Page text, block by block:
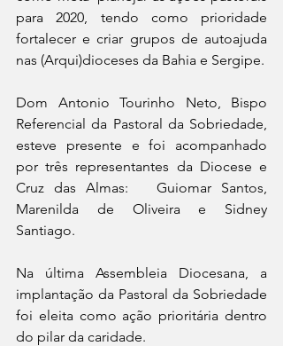
para 2020, tendo como prioridade
fortalecer e criar grupos de autoajuda
nas (Arqui)dioceses da Bahia e Sergipe.
Dom Antonio Tourinho Neto, Bispo
Referencial da Pastoral da Sobriedade,
esteve presente e foi acompanhado
por três representantes da Diocese e
Cruz das Almas:   Guiomar Santos,
Marenilda de Oliveira e Sidney
Santiago.
Na última Assembleia Diocesana, a
implantação da Pastoral da Sobriedade
foi eleita como ação prioritária dentro
do pilar da caridade.